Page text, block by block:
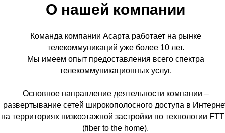
О нашей компании
Команда компании Асарта работает на рынке
телекоммуникаций уже более 10 лет.
Мы имеем опыт предоставления всего спектра
телекоммуникационных услуг.
Основное направление деятельности компании –
развертывание сетей широкополосного доступа в
на территориях низкоэтажной застройки по технологии
(fiber to the home).